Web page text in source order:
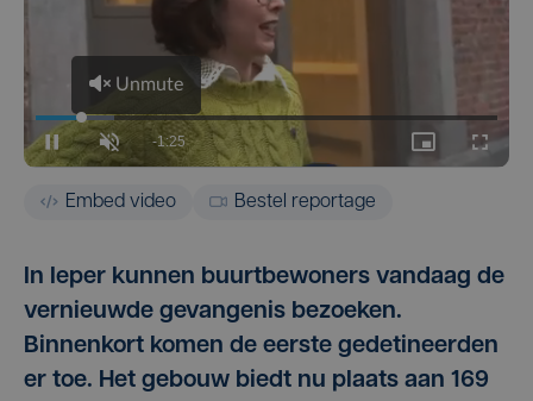
Embed video Bestel reportage
In Ieper kunnen buurtbewoners vandaag de
vernieuwde gevangenis bezoeken.
Binnenkort komen de eerste gedetineerden
er toe. Het gebouw biedt nu plaats aan 169